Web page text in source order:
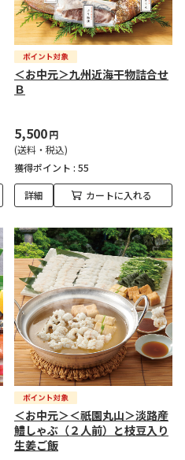
＜お中元＞九州近海干物詰合せ
Ｂ
5,500円
(送料・税込)
獲得ポイント : 55
詳細 カートに入れる
＜お中元＞＜祇園丸山＞淡路産
鱧しゃぶ（２人前）と枝豆入り
生姜ご飯